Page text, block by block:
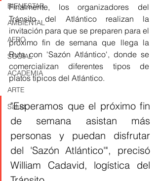
BIENESTAR
AMBIENTAL
AFRO
SOCIAL
ACADEMIA
ARTE
Salud
Finalmente, los organizadores del
Tránsito del Atlántico realizan la
invitación para que se preparen para el
próximo fin de semana que llega la
Ruta con 'Sazón Atlántico', donde se
comercializan diferentes tipos de
platos típicos del Atlántico.
"Esperamos que el próximo fin
de semana asistan más
personas y puedan disfrutar
del 'Sazón Atlántico'", precisó
William Cadavid, logística del